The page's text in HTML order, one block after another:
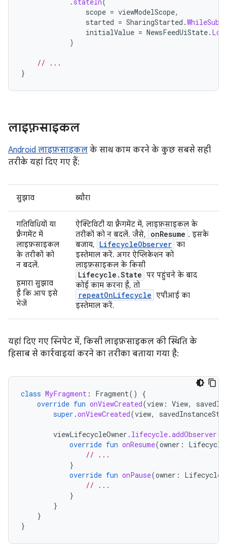
scope = viewModelScope,
started = SharingStarted .
initialValue = NewsFeedUiState.
)
// ...
}
लाइफ़साइकल
Android लाइफ़साइकल के साथ काम करने के कुछ सबसे सही
तरीके यहां दिए गए हैं:
सुझाव ब्यौरा
गतिविधियों या
फ़्रैगमेंट में
लाइफ़साइकल
के तरीकों को
न बदलें.
हमारा सुझाव
है कि आप इसे
भेजें
ऐक्टिविटी या फ़्रैगमेंट में, लाइफ़साइकल के
तरीकों को न बदलें. जैसे,
onResume . इसके
बजाय,
LifecycleObserver का
इस्तेमाल करें. अगर ऐप्लिकेशन को
लाइफ़साइकल के किसी
Lifecycle.State पर पहुंचने के बाद
कोई काम करना है, तो
repeatOnLifecycle एपीआई का
इस्तेमाल करें.
यहां दिए गए स्निपेट में, किसी लाइफ़साइकल की स्थिति के
हिसाब से कार्रवाइयां करने का तरीका बताया गया है:
class MyFragment : Fragment()
{
override fun onViewCreated(view : View,
super .onViewCreated(view,
viewLifecycleOwner . lifecycle.addObserver(
override fun onResume(owner :
// ...
}
override fun onPause(owner :
// ...
}
}
}
}